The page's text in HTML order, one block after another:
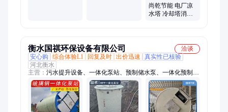
尚乾节能 电厂凉
水塔 冷却塔消雾
衡水国祺环保设备有限公司
洽谈
安心购
综合体验L1 回复及时 出价迅速
真实性已核验
河北衡水
主营： 污水提升设备、一体化泵站、预制储水泵、一体化预制泵
站